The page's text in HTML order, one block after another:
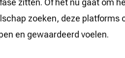
zitten. Of het nu gaat om
zoeken, deze platforms
en gewaardeerd voelen.